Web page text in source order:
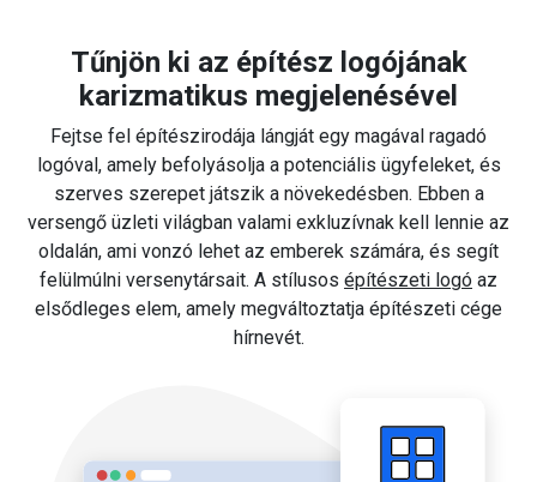
Tűnjön ki az építész logójának
karizmatikus megjelenésével
Fejtse fel építészirodája lángját egy magával ragadó
logóval, amely befolyásolja a potenciális ügyfeleket, és
szerves szerepet játszik a növekedésben. Ebben a
versengő üzleti világban valami exkluzívnak kell lennie az
oldalán, ami vonzó lehet az emberek számára, és segít
felülmúlni versenytársait. A stílusos építészeti logó az
elsődleges elem, amely megváltoztatja építészeti cége
hírnevét.